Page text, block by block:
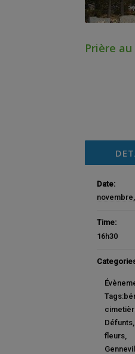
Prière
Date:
Time:
16h30
Tags:
Défunts,
fleurs,